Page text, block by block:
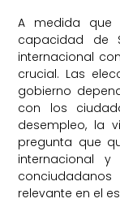
A medida que
capacidad de
internacional
crucial. Las
gobierno
con los
desempleo, la
pregunta que
internacional
relevante en el